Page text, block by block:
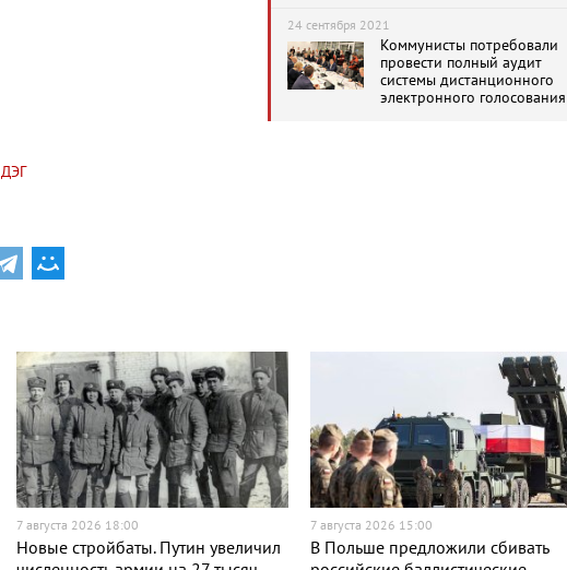
24 сентября 2021
Коммунисты потребовали
провести полный аудит
системы дистанционного
электронного голосования
ДЭГ
7 августа 2026 18:00
Новые стройбаты. Путин увеличил
7 августа 2026 15:00
В Польше предложили сбивать